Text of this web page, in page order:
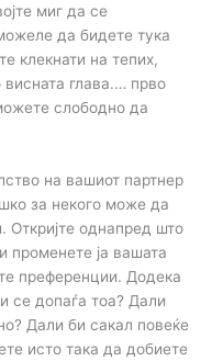
миг да се
да бидете тука
клекнати на тепих,
висната глава.… прво
слободно да
на вашиот партнер
за некого може да
Откријте однапред што
променете ја вашата
преференции. Додека
се допаѓа тоа? Дали
Дали би сакал повеќе
исто така да добиете